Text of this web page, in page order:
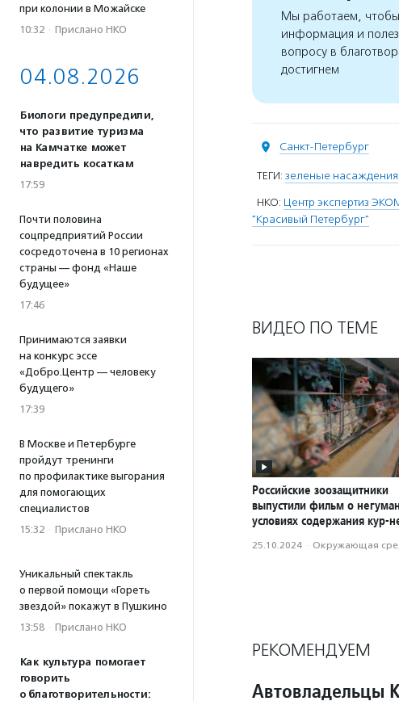
при колонии в Можайске
10:32 · Прислано НКО
04.08.2026
Биологи предупредили,
что развитие туризма
на Камчатке может
навредить косаткам
17:59
Почти половина
соцпредприятий России
сосредоточена в 10 регионах
страны — фонд «Наше
будущее»
17:46
Принимаются заявки
на конкурс эссе
«Добро.Центр — человеку
будущего»
17:39
В Москве и Петербурге
пройдут тренинги
по профилактике выгорания
для помогающих
специалистов
15:32 · Прислано НКО
Уникальный спектакль
о первой помощи «Гореть
звездой» покажут в Пушкино
13:58 · Прислано НКО
Как культура помогает
говорить
о благотворительности:
Мы работаем, чтобы
информация и
вопросу в
достигнем
Санкт-Петербург
ТЕГИ: зеленые насаждения
НКО: Центр экспертиз
"Красивый Петербург"
ВИДЕО ПО ТЕМЕ
Российские зоозащитники
выпустили фильм о
условиях содержания кур-
25.10.2024 · Окружающая
РЕКОМЕНДУЕМ
Автовладельцы